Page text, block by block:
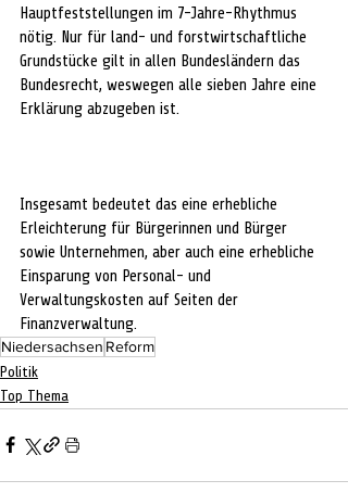
Hauptfeststellungen im 7-Jahre-Rhythmus
nötig. Nur für land- und forstwirtschaftliche
Grundstücke gilt in allen Bundesländern das
Bundesrecht, weswegen alle sieben Jahre eine
Erklärung abzugeben ist.
Insgesamt bedeutet das eine erhebliche
Erleichterung für Bürgerinnen und Bürger
sowie Unternehmen, aber auch eine erhebliche
Einsparung von Personal- und
Verwaltungskosten auf Seiten der
Finanzverwaltung.
Niedersachsen Reform
Politik
Top Thema